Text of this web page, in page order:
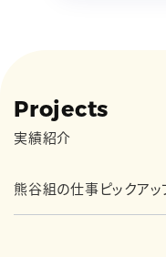
Projects
実績紹介
熊谷組の仕事ピックアッ